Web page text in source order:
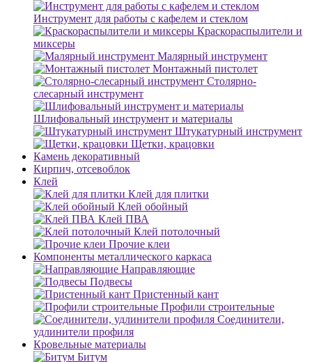
Инструмент для работы с кафелем и стеклом
Краскораспылители и
миксеры
Малярный инструмент
Монтажный пистолет
Столярно-
слесарный инструмент
Шлифовальный инструмент и материалы
Штукатурный инструмент
Щетки, крацовки
Камень декоративный
Кирпич, отсевоблок
Клей
Клей для плитки
Клей обойный
Клей ПВА
Клей потолочный
Прочие клеи
Компоненты металлического каркаса
Направляющие
Подвесы
Пристенный кант
Профили строительные
Соединители,
удлинители профиля
Кровельные материалы
Битум